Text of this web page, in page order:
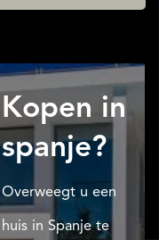
Kopen in
spanje?
Overweegt u een
huis in Spanje te